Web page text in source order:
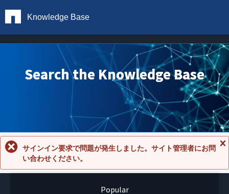
Knowledge Base
Search the Knowledge Base
セ
サインイン要求で問題が発生しました。サイト管理者にお問
い合わせください。
Popular